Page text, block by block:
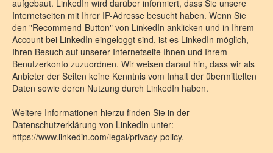
aufgebaut. LinkedIn wird darüber informiert, dass Sie unsere
Internetseiten mit Ihrer IP-Adresse besucht haben. Wenn Sie
den "Recommend-Button" von LinkedIn anklicken und in Ihrem
Account bei LinkedIn eingeloggt sind, ist es LinkedIn möglich,
Ihren Besuch auf unserer Internetseite Ihnen und Ihrem
Benutzerkonto zuzuordnen. Wir weisen darauf hin, dass wir als
Anbieter der Seiten keine Kenntnis vom Inhalt der übermittelten
Daten sowie deren Nutzung durch LinkedIn haben.
Weitere Informationen hierzu finden Sie in der
Datenschutzerklärung von LinkedIn unter:
https://www.linkedin.com/legal/privacy-policy.